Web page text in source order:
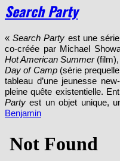
Search Party
«Search Party est une
co-créée par Michael
Hot American Summer(film),
Day of Camp(série
tableau d’une jeunesse
pleine quête existentielle.
Party est un objet unique,
Benjamin